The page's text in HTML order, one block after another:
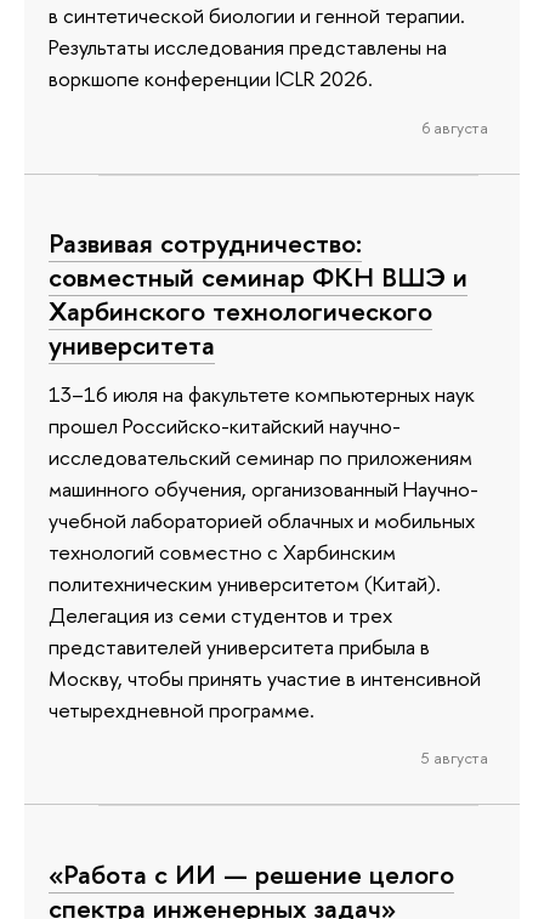
в синтетической биологии и генной терапии.
Результаты исследования представлены на
воркшопе конференции ICLR 2026.
6 августа
Развивая сотрудничество:
совместный семинар ФКН ВШЭ и
Харбинского технологического
университета
13–16 июля на факультете компьютерных наук
прошел Российско-китайский научно-
исследовательский семинар по приложениям
машинного обучения, организованный Научно-
учебной лабораторией облачных и мобильных
технологий совместно с Харбинским
политехническим университетом (Китай).
Делегация из семи студентов и трех
представителей университета прибыла в
Москву, чтобы принять участие в интенсивной
четырехдневной программе.
5 августа
«Работа с ИИ — решение целого
спектра инженерных задач»